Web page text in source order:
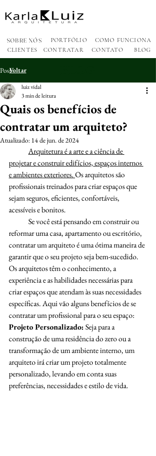
SOBRE NÓS PORTFÓLIO
COMO FUNCIONA
CLIENTES
CONTRATAR CONTATO BLOG
Post
Quais os benefícios de
contratar um arquiteto?
luiz vidal
3 min de leitura
Atualizado: 14 de jun. de 2024
Arquitetura é a arte e a ciência de
projetar e construir edifícios, espaços internos
e ambientes exteriores. Os arquitetos são
profissionais treinados para criar espaços que
sejam seguros, eficientes, confortáveis,
acessíveis e bonitos.
reformar uma casa, apartamento ou escritório,
contratar um arquiteto é uma ótima maneira de
garantir que o seu projeto seja bem-sucedido.
Os arquitetos têm o conhecimento, a
experiência e as habilidades necessárias para
criar espaços que atendam às suas necessidades
específicas. Aqui vão alguns benefícios de se
contratar um profissional para o seu espaço:
Projeto Personalizado: Seja para a
construção de uma residência do zero ou a
transformação de um ambiente interno, um
arquiteto irá criar um projeto totalmente
personalizado, levando em conta suas
preferências, necessidades e estilo de vida.
Voltar